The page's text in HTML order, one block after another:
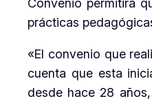
Convenio permitirá
prácticas
«El convenio que
cuenta que esta
desde hace 28